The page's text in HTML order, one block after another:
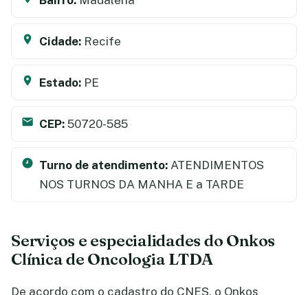
Cidade: Recife
Estado: PE
CEP: 50720-585
Turno de atendimento: ATENDIMENTOS
NOS TURNOS DA MANHA E a TARDE
Serviços e especialidades do Onkos
Clínica de Oncologia LTDA
De acordo com o cadastro do CNES, o Onkos